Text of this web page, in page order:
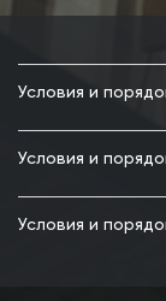
Условия и
Условия и
Условия и